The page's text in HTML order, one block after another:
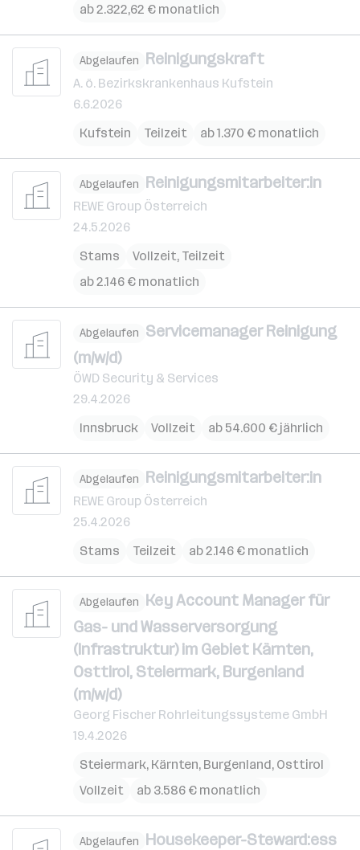
ab 2.322,62 € monatlich
Abgelaufen Reinigungskraft
A. ö. Bezirkskrankenhaus Kufstein
6.6.2026
Kufstein
Teilzeit ab 1.370 € monatlich
Abgelaufen Reinigungsmitarbeiter:in
REWE Group Österreich
24.5.2026
Stams
Vollzeit, Teilzeit
ab 2.146 € monatlich
Abgelaufen Servicemanager Reinigung
(m/w/d)
ÖWD Security & Services
29.4.2026
Innsbruck
Vollzeit ab 54.600 € jährlich
Abgelaufen Reinigungsmitarbeiter:in
REWE Group Österreich
25.4.2026
Stams
Teilzeit ab 2.146 € monatlich
Abgelaufen Key Account Manager für
Gas- und Wasserversorgung
(Infrastruktur) im Gebiet Kärnten,
Osttirol, Steiermark, Burgenland
(m/w/d)
Georg Fischer Rohrleitungssysteme GmbH
19.4.2026
Steiermark, Kärnten, Burgenland, Osttirol
Vollzeit
ab 3.586 € monatlich
Abgelaufen Housekeeper-Steward:ess